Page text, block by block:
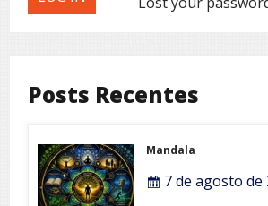
Posts Recentes
Mandala
7 de agosto de